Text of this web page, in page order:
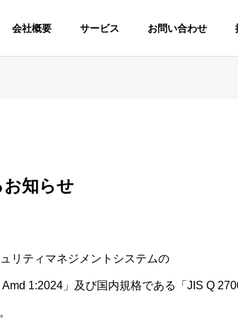
会社概要 サービス お問い合わせ
お知らせ
リティマネジメントシステムの
1:2024」及び国内規格である「JIS Q